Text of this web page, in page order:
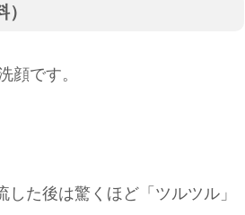
顔です。
た後は驚くほど「ツルツル」